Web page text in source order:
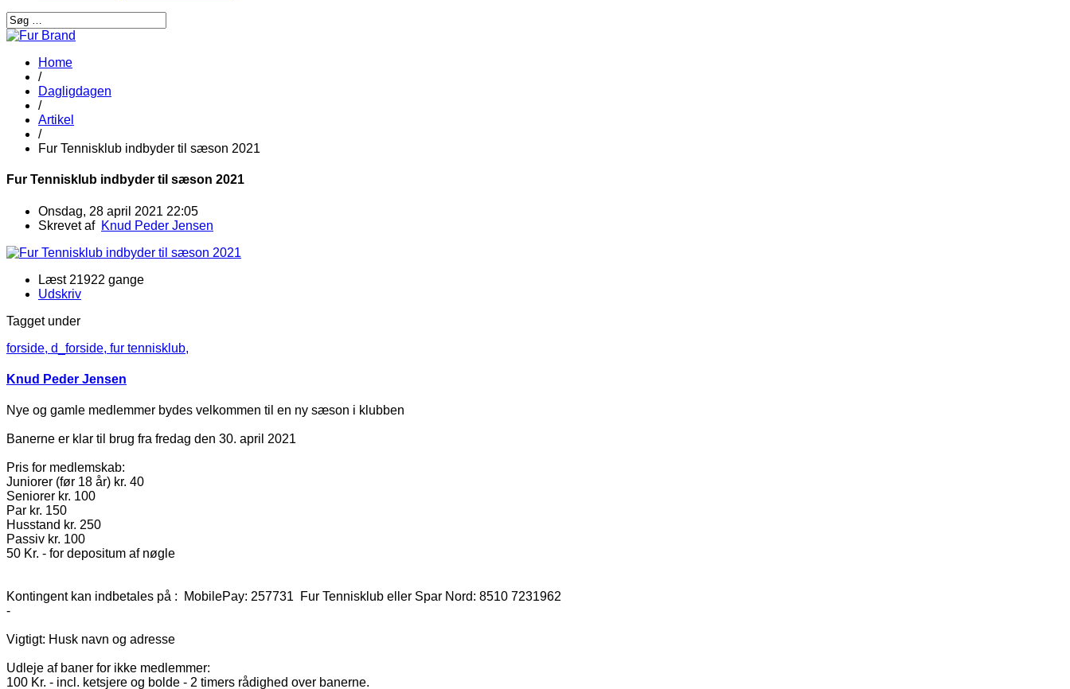
Home
/
Dagligdagen
/
Artikel
/
Fur Tennisklub indbyder til sæson 2021
Fur Tennisklub indbyder til sæson 2021
Onsdag, 28 april 2021 22:05
Skrevet af Knud Peder Jensen
Læst 21922 gange
Udskriv
Tagget under
forside, d_forside, fur tennisklub,
Knud Peder Jensen
Nye og gamle medlemmer bydes velkommen til en ny sæson i klubben
Banerne er klar til brug fra fredag den 30. april 2021
Pris for medlemskab:
Juniorer (før 18 år) kr. 40
Seniorer kr. 100
Par kr. 150
Husstand kr. 250
Passiv kr. 100
50 Kr. - for depositum af nøgle
Kontingent kan indbetales på : MobilePay: 257731 Fur Tennisklub eller Spar Nord: 8510 7231962
-
Vigtigt: Husk navn og adresse
Udleje af baner for ikke medlemmer:
100 Kr. - incl. ketsjere og bolde - 2 timers rådighed over banerne.